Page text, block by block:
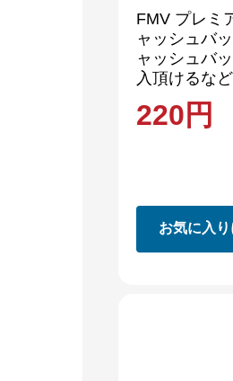
FMV プレミ
ャッシュバ
ャッシュバ
入頂けるな
220 円
お気に入